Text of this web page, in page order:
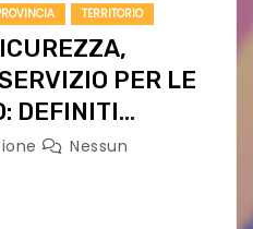
TERRITORIO
PER LE
DEFINITI
E ORARIO
Nessun